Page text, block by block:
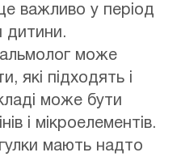
важливо у період
дитини.
може
які підходять і
може бути
і мікроелементів.
мають надто